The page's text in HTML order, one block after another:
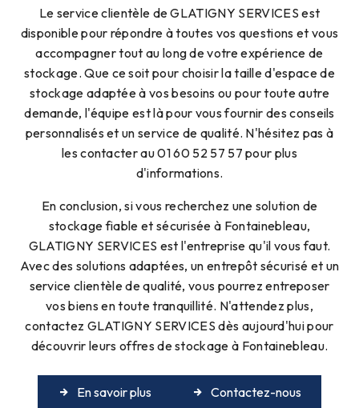
Le service clientèle de GLATIGNY SERVICES est
disponible pour répondre à toutes vos questions et vous
accompagner tout au long de votre expérience de
stockage. Que ce soit pour choisir la taille d'espace de
stockage adaptée à vos besoins ou pour toute autre
demande, l'équipe est là pour vous fournir des conseils
personnalisés et un service de qualité. N'hésitez pas à
les contacter au 01 60 52 57 57 pour plus
d'informations.
En conclusion, si vous recherchez une solution de
stockage fiable et sécurisée à Fontainebleau,
GLATIGNY SERVICES est l'entreprise qu'il vous faut.
Avec des solutions adaptées, un entrepôt sécurisé et un
service clientèle de qualité, vous pourrez entreposer
vos biens en toute tranquillité. N'attendez plus,
contactez GLATIGNY SERVICES dès aujourd'hui pour
découvrir leurs offres de stockage à Fontainebleau.
En savoir plus Contactez-nous